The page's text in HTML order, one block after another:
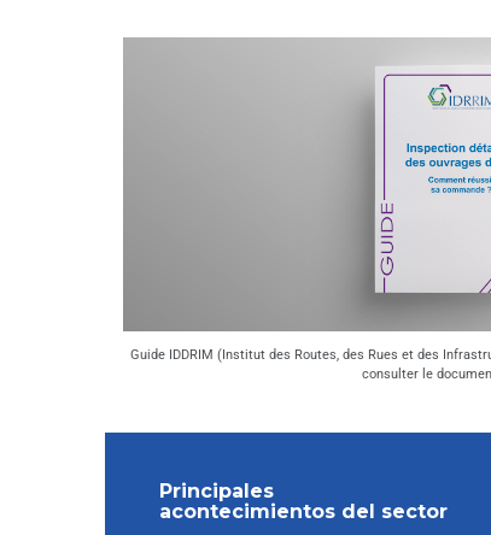
Guide IDDRIM (Institut des Routes, des Rues et des
consulter le
Principales
acontecimientos del sector